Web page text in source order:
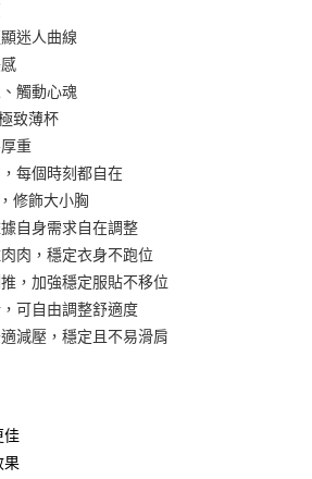
期」，訂單成立後會自動跳轉到大哥付的交易
擇欲分期的期數、繳款截止日，確認付款後即完
費用金額請依後續交易確認頁面所載為準。
往確認交易或遇審核未通過，訂單將自動取
過狀況，表示未達大哥付你分期系統評分，恕無
，「大哥付你分期」於每月結算日後寄送繳費提
可選擇「超商條碼／台灣大直營門市／銀行轉
」等通路繳費。
份有限公司」（以下簡稱本公司）所提供，讓
購買商品或服務，並由商店將買賣／分期付款
你分期」之契約關係目的，商店將以您的個人
單所需資料之確認、核對及更正。
以下連結：
】
商品之後才付款」的支付方式。 讓您購物簡單
需綁卡、不需儲值。
訊認證，即可結帳。
務後，再付款。
流程】
先享後付」後，將跳轉至「AFTEE先享後付」
收到繳費通知簡訊。
天內，點擊此簡訊中的連結，可透過四大超商／
式進行付款，方視為交易完成。
下不需立刻繳費，但若您需要取消訂單，請聯絡
意取消之訂單仍視為有效，需透過AFTEE先享
欲退款等相關疑問，請聯繫「AFTEE先享後付
提供個人資料，並將交易相關給付款項請求債
用 Hami Point 折抵消費金額 (1點等於1元)。
含以上)免運費
迷人曲線
觸動心魂
致薄杯
重
每個時刻都自在
修飾大小胸
自身需求自在調整
肉，穩定衣身不跑位
，加強穩定服貼不移位
可自由調整舒適度
減壓，穩定且不易滑肩
佳
果